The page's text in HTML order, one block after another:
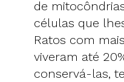
de
células que
Ratos com
viveram até
conservá-las,